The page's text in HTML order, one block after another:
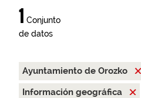
1 Conjunto
de datos
Ayuntamiento de Orozko
Información geográfica